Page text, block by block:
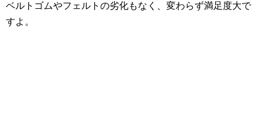
ベルトゴムやフェルトの劣化もなく、変わらず満足度大で
すよ。